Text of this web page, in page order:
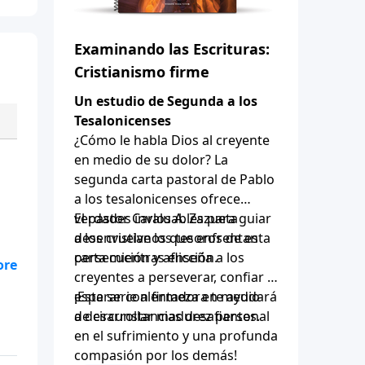
Examinando las Escrituras:
Cristianismo firme
Un estudio de Segunda a los
Tesalonicenses
¿Cómo le habla Dios al creyente
en medio de su dolor? La
segunda carta pastoral de Pablo
a los tesalonicenses ofrece
verdades invaluables para guiar
a los cristianos que enfrentan
persecución y aflicción.
El pastor Carlos A. Zazueta
desenvuelve los tesoros de esta
carta mientras enseña a los
creyentes a perseverar, confiar y
esperar con firmeza en medio
de circunstancias desafiantes.
¡Esta serie alentadora te ayudará
a desarrollar madurez personal
en el sufrimiento y una profunda
compasión por los demás!